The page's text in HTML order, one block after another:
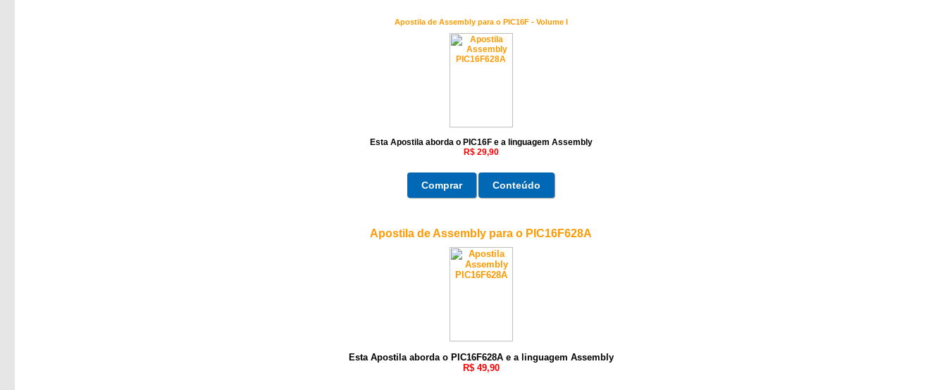
Apostila de Assembly para o PIC16F - Volume I
Esta Apostila aborda o PIC16F e a linguagem Assembly
R$ 29,90
Comprar Conteúdo
Apostila de Assembly para o PIC16F628A
Esta Apostila aborda o PIC16F628A e a linguagem Assembly
R$ 49,90